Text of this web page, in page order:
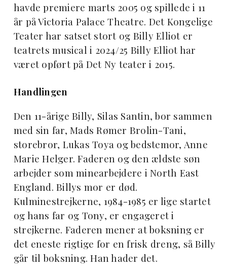
havde premiere marts 2005 og spillede i 11
år på Victoria Palace Theatre. Det Kongelige
Teater har satset stort og Billy Elliot er
teatrets musical i 2024/25 Billy Elliot har
været opført på Det Ny teater i 2015.
Handlingen
Den 11-årige Billy, Silas Santin, bor sammen
med sin far, Mads Rømer Brolin-Tani,
storebror, Lukas Toya og bedstemor, Anne
Marie Helger. Faderen og den ældste søn
arbejder som minearbejdere i North East
England. Billys mor er død.
Kulminestrejkerne, 1984-1985 er lige startet
og hans far og Tony, er engageret i
strejkerne. Faderen mener at boksning er
det eneste rigtige for en frisk dreng, så Billy
går til boksning. Han hader det.